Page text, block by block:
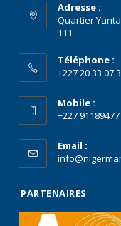
Adresse :
Quartier
111
Téléphone :
+227 20 33 07
Mobile :
+227 91189477
Email :
PARTENAIRES